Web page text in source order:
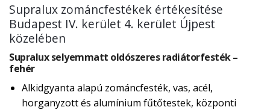
Supralux zománcfestékek értékesítése
Budapest IV. kerület 4. kerület Újpest
közelében
Supralux selyemmatt oldószeres radiátorfesték –
fehér
Alkidgyanta alapú zománcfesték, vas, acél,
horganyzott és alumínium fűtőtestek, központi